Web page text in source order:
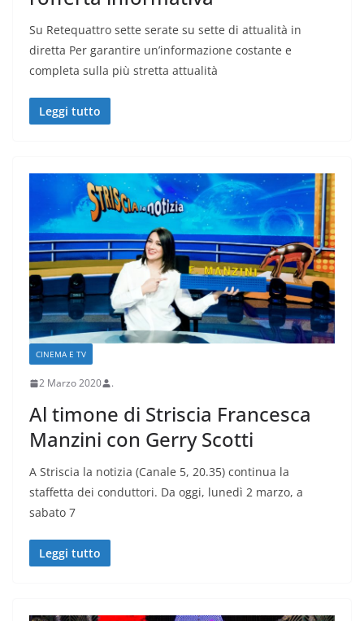
Su Retequattro sette serate su sette di attualità in
diretta Per garantire un’informazione costante e
completa sulla più stretta attualità
Leggi tutto
CINEMA E TV
2 Marzo 2020 .
Al timone di Striscia Francesca
Manzini con Gerry Scotti
A Striscia la notizia (Canale 5, 20.35) continua la
staffetta dei conduttori. Da oggi, lunedì 2 marzo, a
sabato 7
Leggi tutto